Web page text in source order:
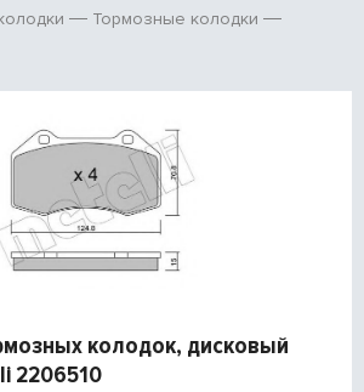
Тормозные колодки
колодок, дисковый
2206510